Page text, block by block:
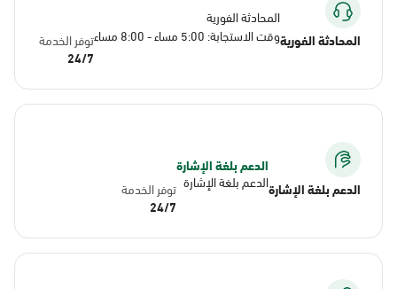
المحادثة الفورية
المحادثة الفورية
وقت الاستجابة: 5:00 مساء - 8:00 مساء
توفر الخدمة
24/7
الدعم بلغة الإشارة
الدعم بلغة الإشارة
الدعم بلغة الإشارة توفر الخدمة
24/7